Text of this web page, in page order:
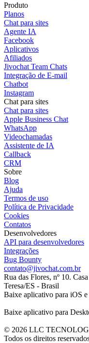
Produto
Planos
Chat para sites
Agente IA
Facebook
Aplicativos
Afiliados
Jivochat Team Chats
Integração de E-mail
Chatbot
Instagram
Chat para sites
Chat para sites
Apple Business Chat
WhatsApp
Videochamadas
Assistente de IA
Callback
CRM
Sobre
Blog
Ajuda
Termos de uso
Política de Privacidade
Cookies
Contatos
Desenvolvedores
API para desenvolvedores
Integrações
Bug Bounty
contato@jivochat.com.br
Rua das Flores, nº 10.
Teresa/ES - Brasil
Baixe aplicativo para iOS
Baixe aplicativo para
© 2026 LLC
Todos os direitos